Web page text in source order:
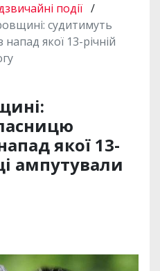
події /
судитимуть
якої 13-річній
якої 13-
ампутували